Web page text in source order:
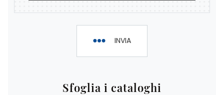
Sfoglia i cataloghi
INVIA